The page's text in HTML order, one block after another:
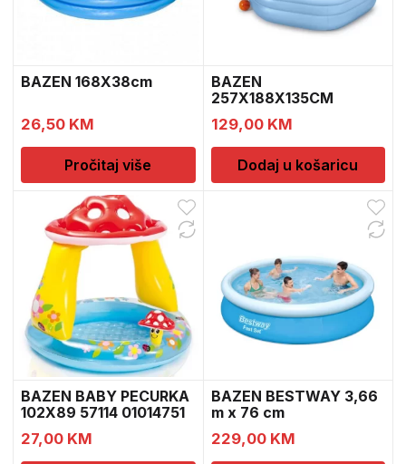
BAZEN 168X38cm
26,50 KM
Pročitaj više
BAZEN
257X188X135CM
129,00 KM
Dodaj u košaricu
BAZEN BABY PECURKA
102X89 57114 01014751
27,00 KM
BAZEN BESTWAY 3,66
m x 76 cm
229,00 KM